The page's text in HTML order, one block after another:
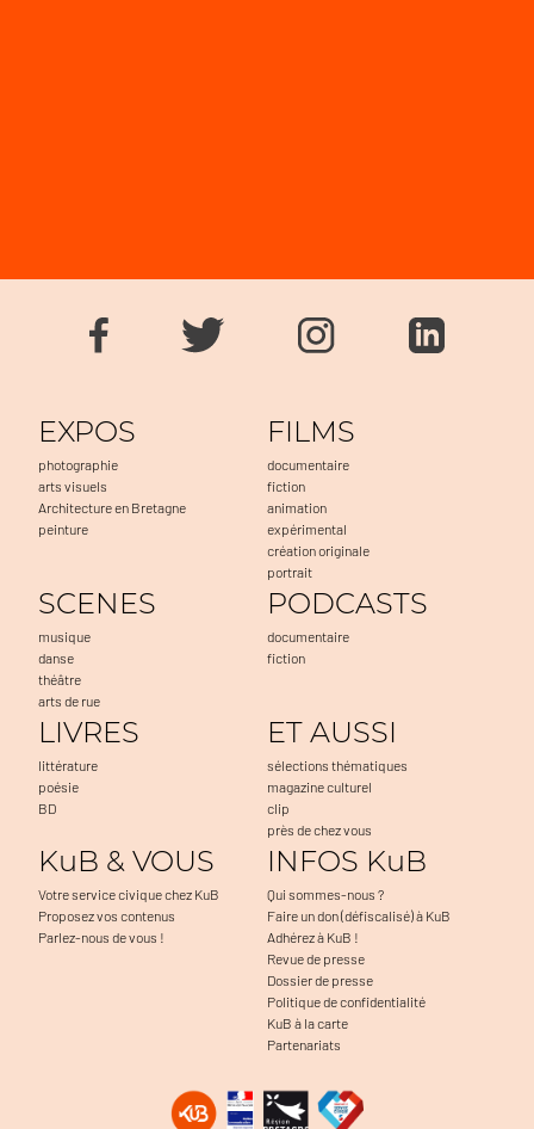
EXPOS
photographie
arts visuels
Architecture en Bretagne
peinture
FILMS
documentaire
fiction
animation
expérimental
création originale
portrait
SCENES
musique
danse
théâtre
arts de rue
PODCASTS
documentaire
fiction
LIVRES
littérature
poésie
BD
ET AUSSI
sélections thématiques
magazine culturel
clip
près de chez vous
KuB & VOUS
Votre service civique chez KuB
Proposez vos contenus
Parlez-nous de vous !
INFOS KuB
Qui sommes-nous ?
Faire un don (défiscalisé) à KuB
Adhérez à KuB !
Revue de presse
Dossier de presse
Politique de confidentialité
KuB à la carte
Partenariats